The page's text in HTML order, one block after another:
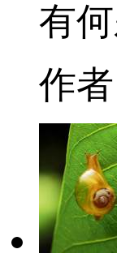
有
作者